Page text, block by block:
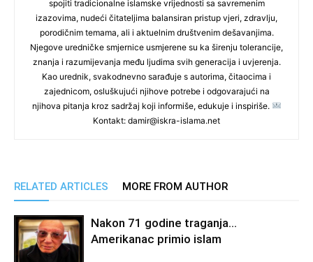
spojiti tradicionalne islamske vrijednosti sa savremenim
izazovima, nudeći čitateljima balansiran pristup vjeri, zdravlju,
porodičnim temama, ali i aktuelnim društvenim dešavanjima.
Njegove uredničke smjernice usmjerene su ka širenju tolerancije,
znanja i razumijevanja među ljudima svih generacija i uvjerenja.
Kao urednik, svakodnevno sarađuje s autorima, čitaocima i
zajednicom, osluškujući njihove potrebe i odgovarajući na
njihova pitanja kroz sadržaj koji informiše, edukuje i inspiriše.
Kontakt: damir@iskra-islama.net
RELATED ARTICLES MORE FROM AUTHOR
Nakon 71 godine traganja…
Amerikanac primio islam